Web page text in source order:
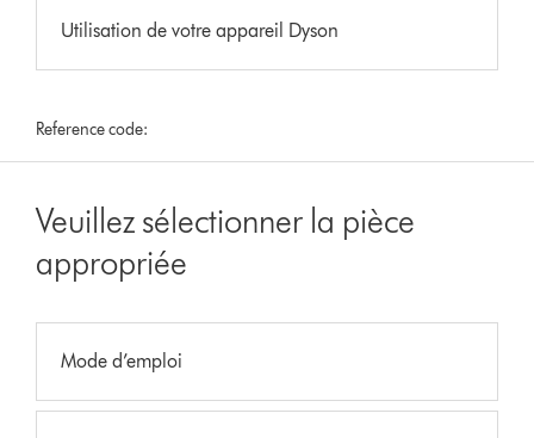
Utilisation de votre appareil Dyson
Reference code:
Veuillez sélectionner la pièce
appropriée
Mode d’emploi